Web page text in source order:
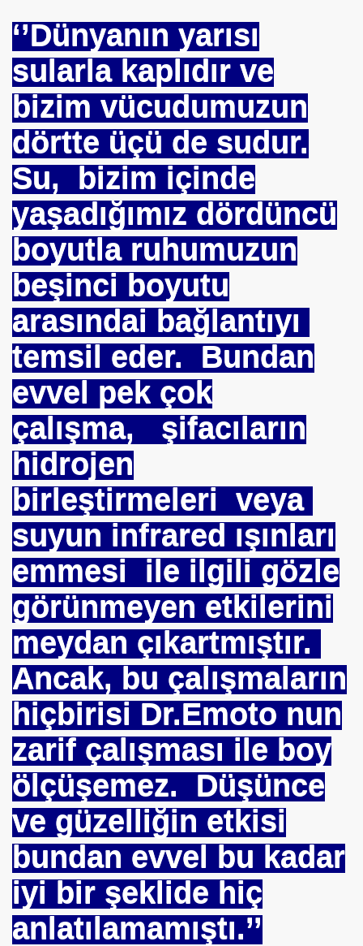
‘’Dünyanın yarısı
sularla kaplıdır ve
bizim vücudumuzun
dörtte üçü de sudur.
Su, bizim içinde
yaşadığımız dördüncü
boyutla ruhumuzun
beşinci boyutu
arasındai bağlantıyı
temsil eder. Bundan
evvel pek çok
çalışma, şifacıların
hidrojen
birleştirmeleri veya
suyun infrared ışınları
emmesi ile ilgili gözle
görünmeyen etkilerini
meydan çıkartmıştır.
Ancak, bu çalışmaların
hiçbirisi Dr.Emoto nun
zarif çalışması ile boy
ölçüşemez. Düşünce
ve güzelliğin etkisi
bundan evvel bu kadar
iyi bir şeklide hiç
anlatılamamıştı.’’
YAKIT SUNUMU. HALİÇ KONGRE MRK.
SERKAN KORKUT
ALTINDA ERBAKANIN SUÇU NEDEN GÖNDERLDİ
İMAM NEDEN ATILDI
OL
Enerji Düzenleyicileri Konfederasyonu
ERDOĞAN
UYGULANDI-